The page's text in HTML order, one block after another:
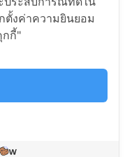
นโดนปรับ! 🇦🇺
ตั้งค่าความยินยอม
กกี้"